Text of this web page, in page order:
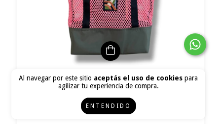
Al navegar por este sitio aceptás el uso de cookies para
agilizar tu experiencia de compra.
ENTENDIDO
Bolso Red - Verde
$69.800
con Transferencia o depósito